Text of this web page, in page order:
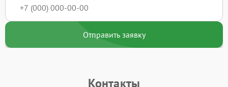
Отправить заявку
Контакты